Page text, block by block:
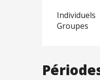
Individuels
Groupes